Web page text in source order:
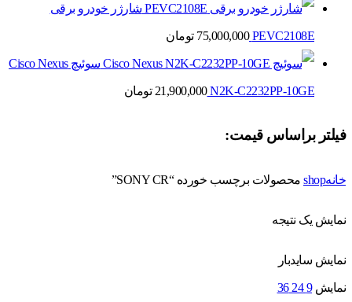
شارژر خودرو برقی
PEVC2108E
75,000,000 تومان
سوئیچ Cisco Nexus
N2K-C2232PP-10GE
21,900,000 تومان
فیلتر براساس قیمت:
خانهshop محصولات برچسب خورده “SONY CR”
نمایش یک نتیجه
نمایش سایدبار
نمایش 9
24
36